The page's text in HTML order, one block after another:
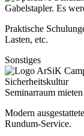
Praktische
Lasten, etc.
Sonstiges
Seminarraum
Modern
Rundum-Service.